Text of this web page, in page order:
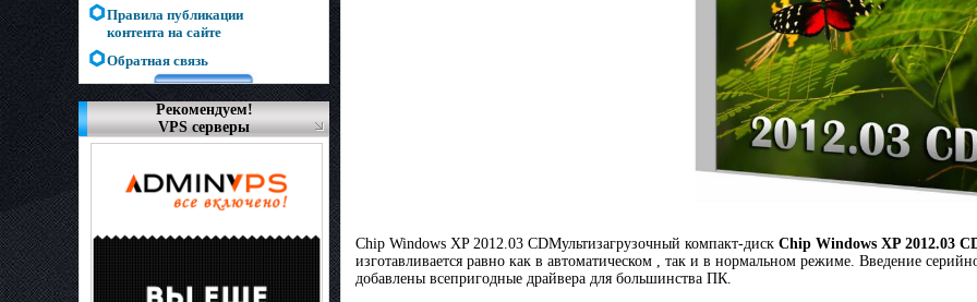
Правила публикации
контента на сайте
Обратная связь
Рекомендуем!
VPS серверы
Chip Windows XP 2012.03 CDМультизагрузочный компакт-диск Chip Windows XP 2012.03
изготавливается равно как в автоматическом , так и в нормальном режиме. Введение
добавлены всепригодные драйвера для большинства ПК.